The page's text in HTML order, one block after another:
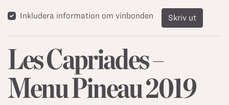
Inkludera information om vinbonden Skriv ut
Les Capriades –
Menu Pineau 2019